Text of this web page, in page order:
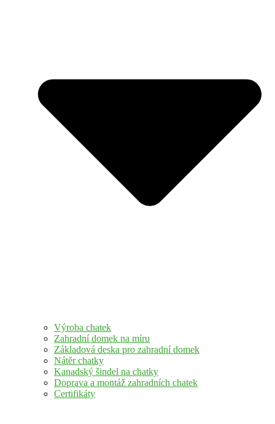
Výroba chatek
Zahradní domek na míru
Základová deska pro zahradní domek
Nátěr chatky
Kanadský šindel na chatky
Doprava a montáž zahradních chatek
Certifikáty